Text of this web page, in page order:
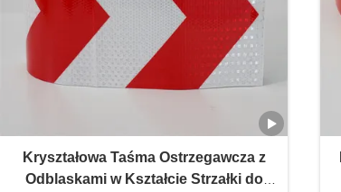
Kryształowa Taśma Ostrzegawcza z
Odblaskami w Kształcie Strzałki do